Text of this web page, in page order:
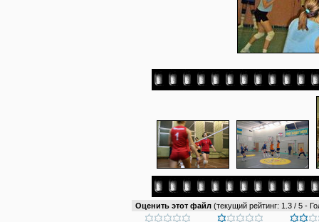
Оценить этот файл (текущий рейтинг: 1.3 / 5 -